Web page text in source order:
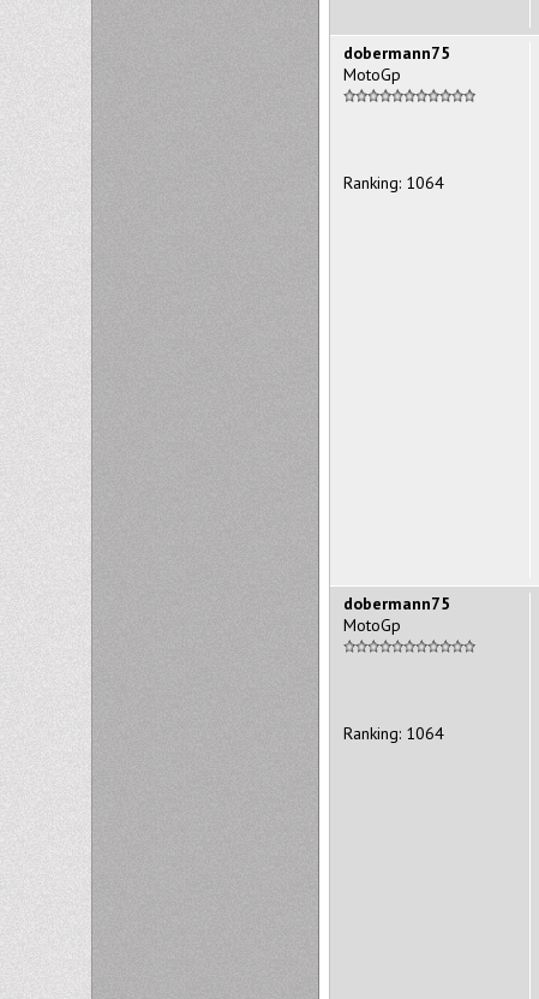
dobermann75
MotoGp
Ranking: 1064
dobermann75
MotoGp
Ranking: 1064